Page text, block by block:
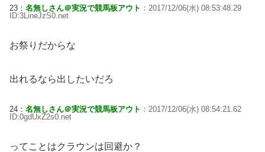
23： 名無しさん＠実況で競馬板アウト ：2017/12/06(水) 08:53:48.29
ID:3LineJzS0.net
お祭りだからな
出れるなら出したいだろ
24： 名無しさん＠実況で競馬板アウト ：2017/12/06(水) 08:54:21.62
ID:0gdUxZ2s0.net
ってことはクラウンは回避か？